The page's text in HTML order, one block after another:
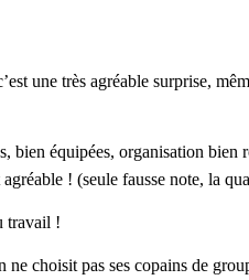
une très agréable surprise,
bien équipées, organisation
! (seule fausse note, la
travail !
ne choisit pas ses copains de